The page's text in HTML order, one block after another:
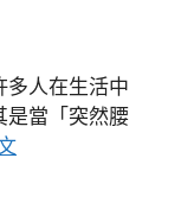
多人在生活中
是當「突然腰